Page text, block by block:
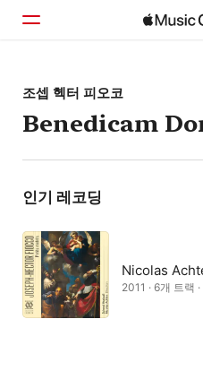
홈
둘러보기
검색
조셉 헥터 피오코
Benedicam
인기 레코딩
Nicolas
2011 · 6개 트랙